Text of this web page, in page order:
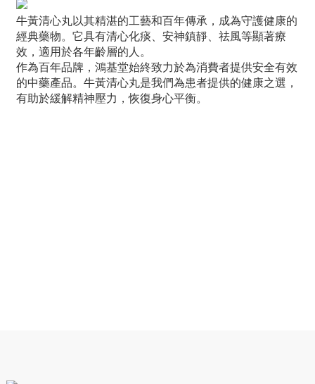
牛黃清心丸以其精湛的工藝和百年傳承，成為守護健康的
經典藥物。它具有清心化痰、安神鎮靜、祛風等顯著療
效，適用於各年齡層的人。
作為百年品牌，鴻基堂始終致力於為消費者提供安全有效
的中藥產品。牛黃清心丸是我們為患者提供的健康之選，
有助於緩解精神壓力，恢復身心平衡。